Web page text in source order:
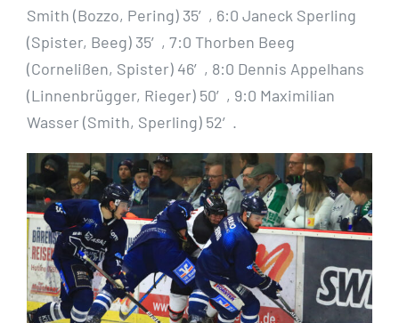
Smith (Bozzo, Pering) 35′, 6:0 Janeck Sperling
(Spister, Beeg) 35′, 7:0 Thorben Beeg
(Cornelißen, Spister) 46′, 8:0 Dennis Appelhans
(Linnenbrügger, Rieger) 50′, 9:0 Maximilian
Wasser (Smith, Sperling) 52′.